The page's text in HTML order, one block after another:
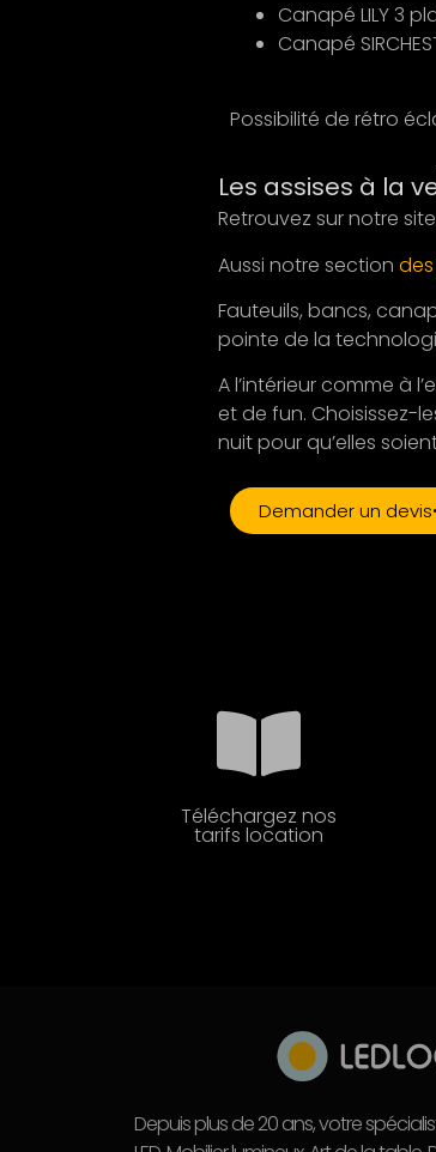
Canapé LILY 3
Canapé
Possibilité de rétro
Les assises à la
Retrouvez sur notre
Aussi notre section
Fauteuils, bancs,
pointe de la
A l’intérieur comme à
et de fun. Choisissez-
nuit pour qu’elles
Demander un devis
Téléchargez nos
tarifs location
Depuis plus de 20 ans, votre